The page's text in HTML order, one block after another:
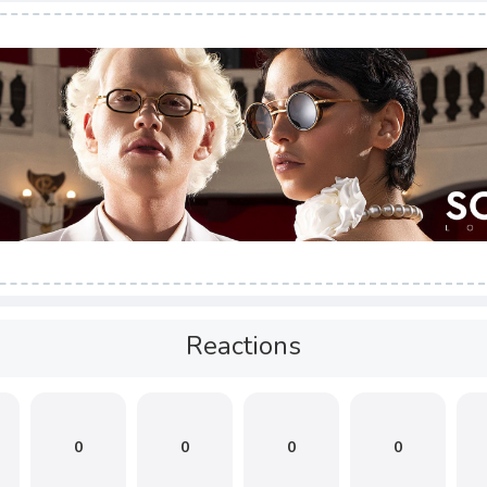
Reactions
0 0 0 0